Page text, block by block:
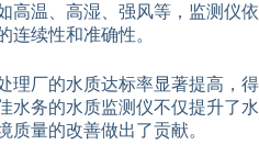
高温、高湿、强风等，监测仪依
连续性和准确性。
理厂的水质达标率显著提高，得
水务的水质监测仪不仅提升了水
质量的改善做出了贡献。